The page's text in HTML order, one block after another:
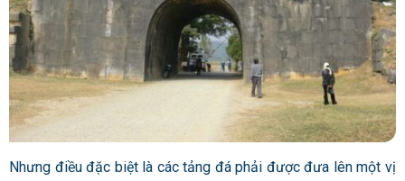
Nhưng điều đặc biệt là các tảng đá phải được đưa lên một vị